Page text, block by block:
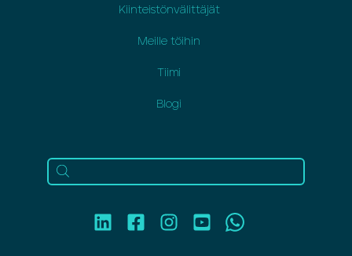
Kiinteistönvälittäjät
Meille töihin
Tiimi
Blogi